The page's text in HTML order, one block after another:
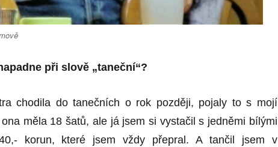
při slově „taneční“?
chodila do tanečních o rok později, pojaly to s mojí
měla 18 šatů, ale já jsem si vystačil s jedněmi bílými
korun, které jsem vždy přepral. A tančil jsem v